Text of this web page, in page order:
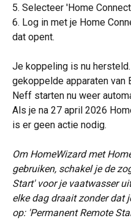
5. Selecteer 'Home
6. Log in met je Home
dat opent.
Je koppeling is nu
gekoppelde apparaten van
Neff starten nu weer
Als je na 27 april 2026
is er geen actie nodig.
Om HomeWizard met
gebruiken, schakel je de
Start' voor je vaatwasser
elke dag draait zonder dat
op: 'Permanent Remote